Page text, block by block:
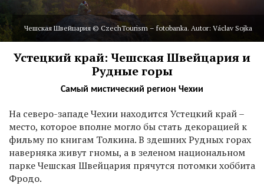
Чешская Швейцария © CzechTourism – fotobanka. Autor: Václav Sojka
Устецкий край: Чешская Швейцария и
Рудные горы
Самый мистический регион Чехии
На северо-западе Чехии находится Устецкий край –
место, которое вполне могло бы стать декорацией к
фильму по книгам Толкина. В здешних Рудных горах
наверняка живут гномы, а в зеленом национальном
парке Чешская Швейцария прячутся потомки хоббита
Фродо.